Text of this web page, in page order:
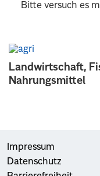
Landwirtschaft,
Nahrungsmittel
Bitte versuch es
Impressum
Datenschutz